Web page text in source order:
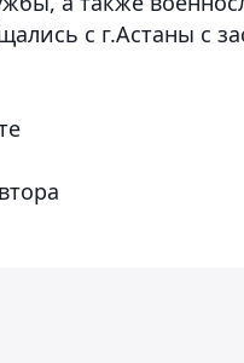
с г.Астаны с